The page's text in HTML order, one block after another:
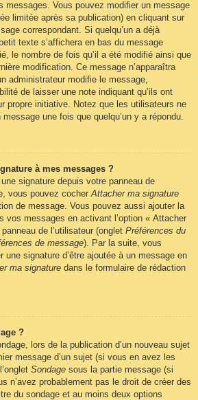
messages. Vous pouvez modifier un message
limitée après sa publication) en cliquant sur
correspondant. Si quelqu’un a déjà
texte s’affichera en bas du message
le nombre de fois qu’il a été modifié ainsi que
modification. Ce message n’apparaîtra
administrateur modifie le message,
de laisser une note indiquant qu’ils ont
propre initiative. Notez que les utilisateurs ne
une fois que quelqu’un y a répondu.
à mes messages ?
signature depuis votre panneau de
vous pouvez cocherAttacher ma signature
de message. Vous pouvez aussi ajouter la
vos messages en activant l’option « Attacher
de l’utilisateur (onglet Préférences du
de message). Par la suite, vous
une signature d’être ajoutée à un message en
ma signature dans le formulaire de rédaction
?
lors de la publication d’un nouveau sujet
message d’un sujet (si vous en avez les
Sondage sous la partie message (si
n’avez probablement pas le droit de créer des
du sondage et au moins deux options